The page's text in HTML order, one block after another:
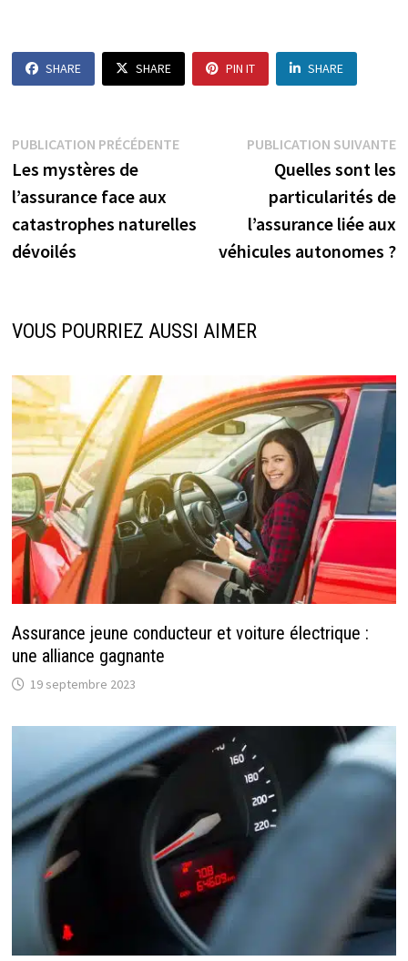
SHARE SHARE PIN IT SHARE
Navigation
de
l’article
PUBLICATION PRÉCÉDENTEPublication
Les mystères de
l’assurance face aux
catastrophes naturelles
dévoilés
PUBLICATION SUIVANTE
Quelles sont les
particularités de
l’assurance liée aux
véhicules autonomes ?
VOUS POURRIEZ AUSSI AIMER
Assurance jeune conducteur et voiture électrique :
une alliance gagnante
19 septembre 2023